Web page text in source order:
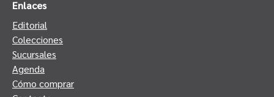
Enlaces
Editorial
Colecciones
Sucursales
Agenda
Cómo comprar